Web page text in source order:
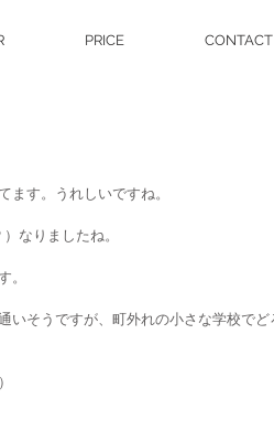
PRICE CONTACT
ます。うれしいですね。
なりましたね。
。
いそうですが、町外れの小さな学校でど